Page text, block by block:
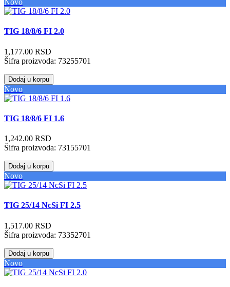
Novo
TIG 18/8/6 FI 2.0
1,177.00 RSD
Šifra proizvoda: 73255701
Dodaj u korpu
Novo
TIG 18/8/6 FI 1.6
1,242.00 RSD
Šifra proizvoda: 73155701
Dodaj u korpu
Novo
TIG 25/14 NcSi FI 2.5
1,517.00 RSD
Šifra proizvoda: 73352701
Dodaj u korpu
Novo